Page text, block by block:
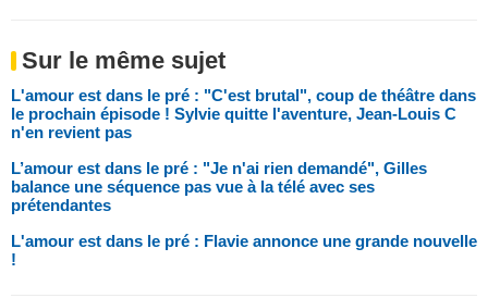
Sur le même sujet
L'amour est dans le pré : "C'est brutal", coup de théâtre dans
le prochain épisode ! Sylvie quitte l'aventure, Jean-Louis C
n'en revient pas
L’amour est dans le pré : "Je n'ai rien demandé", Gilles
balance une séquence pas vue à la télé avec ses
prétendantes
L'amour est dans le pré : Flavie annonce une grande nouvelle
!